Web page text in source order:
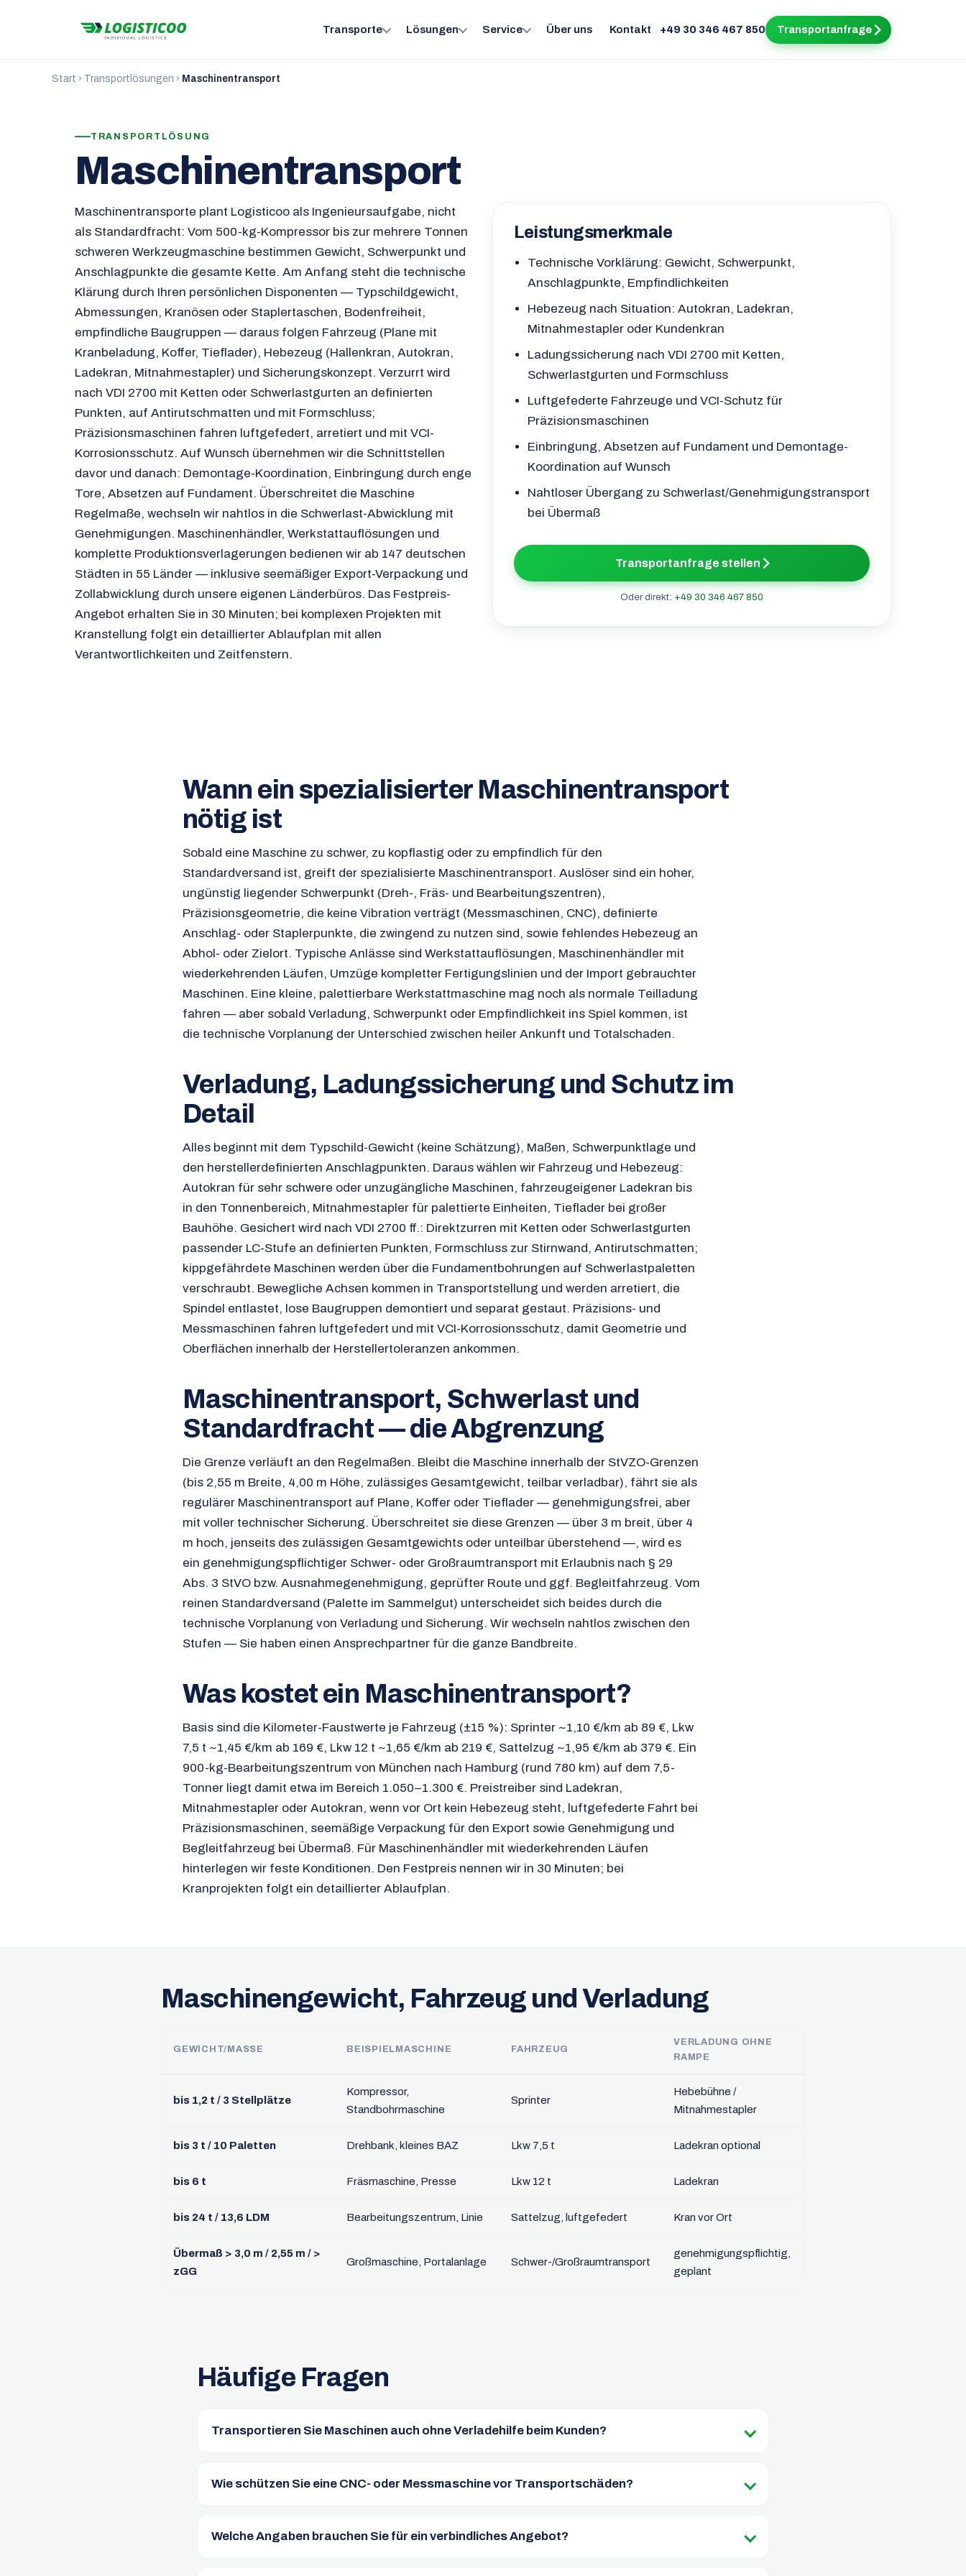
Transporte Lösungen Service Über uns Kontakt +49 30 346 467 850 Transportanfrage
Start › Transportlösungen › Maschinentransport
TRANSPORTLÖSUNG
Maschinentransport
Maschinentransporte plant Logisticoo als Ingenieursaufgabe, nicht
als Standardfracht: Vom 500-kg-Kompressor bis zur mehrere Tonnen
schweren Werkzeugmaschine bestimmen Gewicht, Schwerpunkt und
Anschlagpunkte die gesamte Kette. Am Anfang steht die technische
Klärung durch Ihren persönlichen Disponenten — Typschildgewicht,
Abmessungen, Kranösen oder Staplertaschen, Bodenfreiheit,
empfindliche Baugruppen — daraus folgen Fahrzeug (Plane mit
Kranbeladung, Koffer, Tieflader), Hebezeug (Hallenkran, Autokran,
Ladekran, Mitnahmestapler) und Sicherungskonzept. Verzurrt wird
nach VDI 2700 mit Ketten oder Schwerlastgurten an definierten
Punkten, auf Antirutschmatten und mit Formschluss;
Präzisionsmaschinen fahren luftgefedert, arretiert und mit VCI-
Korrosionsschutz. Auf Wunsch übernehmen wir die Schnittstellen
davor und danach: Demontage-Koordination, Einbringung durch enge
Tore, Absetzen auf Fundament. Überschreitet die Maschine
Regelmaße, wechseln wir nahtlos in die Schwerlast-Abwicklung mit
Genehmigungen. Maschinenhändler, Werkstattauflösungen und
komplette Produktionsverlagerungen bedienen wir ab 147 deutschen
Städten in 55 Länder — inklusive seemäßiger Export-Verpackung und
Zollabwicklung durch unsere eigenen Länderbüros. Das Festpreis-
Angebot erhalten Sie in 30 Minuten; bei komplexen Projekten mit
Kranstellung folgt ein detaillierter Ablaufplan mit allen
Verantwortlichkeiten und Zeitfenstern.
Leistungsmerkmale
Technische Vorklärung: Gewicht, Schwerpunkt,
Anschlagpunkte, Empfindlichkeiten
Hebezeug nach Situation: Autokran, Ladekran,
Mitnahmestapler oder Kundenkran
Ladungssicherung nach VDI 2700 mit Ketten,
Schwerlastgurten und Formschluss
Luftgefederte Fahrzeuge und VCI-Schutz für
Präzisionsmaschinen
Einbringung, Absetzen auf Fundament und Demontage-
Koordination auf Wunsch
Nahtloser Übergang zu Schwerlast/Genehmigungstransport
bei Übermaß
Transportanfrage stellen
Oder direkt: +49 30 346 467 850
Wann ein spezialisierter Maschinentransport
nötig ist
Sobald eine Maschine zu schwer, zu kopflastig oder zu empfindlich für den
Standardversand ist, greift der spezialisierte Maschinentransport. Auslöser sind ein hoher,
ungünstig liegender Schwerpunkt (Dreh-, Fräs- und Bearbeitungszentren),
Präzisionsgeometrie, die keine Vibration verträgt (Messmaschinen, CNC), definierte
Anschlag- oder Staplerpunkte, die zwingend zu nutzen sind, sowie fehlendes Hebezeug an
Abhol- oder Zielort. Typische Anlässe sind Werkstattauflösungen, Maschinenhändler mit
wiederkehrenden Läufen, Umzüge kompletter Fertigungslinien und der Import gebrauchter
Maschinen. Eine kleine, palettierbare Werkstattmaschine mag noch als normale Teilladung
fahren — aber sobald Verladung, Schwerpunkt oder Empfindlichkeit ins Spiel kommen, ist
die technische Vorplanung der Unterschied zwischen heiler Ankunft und Totalschaden.
Verladung, Ladungssicherung und Schutz im
Detail
Alles beginnt mit dem Typschild-Gewicht (keine Schätzung), Maßen, Schwerpunktlage und
den herstellerdefinierten Anschlagpunkten. Daraus wählen wir Fahrzeug und Hebezeug:
Autokran für sehr schwere oder unzugängliche Maschinen, fahrzeugeigener Ladekran bis
in den Tonnenbereich, Mitnahmestapler für palettierte Einheiten, Tieflader bei großer
Bauhöhe. Gesichert wird nach VDI 2700 ff.: Direktzurren mit Ketten oder Schwerlastgurten
passender LC-Stufe an definierten Punkten, Formschluss zur Stirnwand, Antirutschmatten;
kippgefährdete Maschinen werden über die Fundamentbohrungen auf Schwerlastpaletten
verschraubt. Bewegliche Achsen kommen in Transportstellung und werden arretiert, die
Spindel entlastet, lose Baugruppen demontiert und separat gestaut. Präzisions- und
Messmaschinen fahren luftgefedert und mit VCI-Korrosionsschutz, damit Geometrie und
Oberflächen innerhalb der Herstellertoleranzen ankommen.
Maschinentransport, Schwerlast und
Standardfracht — die Abgrenzung
Die Grenze verläuft an den Regelmaßen. Bleibt die Maschine innerhalb der StVZO-Grenzen
(bis 2,55 m Breite, 4,00 m Höhe, zulässiges Gesamtgewicht, teilbar verladbar), fährt sie als
regulärer Maschinentransport auf Plane, Koffer oder Tieflader — genehmigungsfrei, aber
mit voller technischer Sicherung. Überschreitet sie diese Grenzen — über 3 m breit, über 4
m hoch, jenseits des zulässigen Gesamtgewichts oder unteilbar überstehend —, wird es
ein genehmigungspflichtiger Schwer- oder Großraumtransport mit Erlaubnis nach § 29
Abs. 3 StVO bzw. Ausnahmegenehmigung, geprüfter Route und ggf. Begleitfahrzeug. Vom
reinen Standardversand (Palette im Sammelgut) unterscheidet sich beides durch die
technische Vorplanung von Verladung und Sicherung. Wir wechseln nahtlos zwischen den
Stufen — Sie haben einen Ansprechpartner für die ganze Bandbreite.
Was kostet ein Maschinentransport?
Basis sind die Kilometer-Faustwerte je Fahrzeug (±15 %): Sprinter ~1,10 €/km ab 89 €, Lkw
7,5 t ~1,45 €/km ab 169 €, Lkw 12 t ~1,65 €/km ab 219 €, Sattelzug ~1,95 €/km ab 379 €. Ein
900-kg-Bearbeitungszentrum von München nach Hamburg (rund 780 km) auf dem 7,5-
Tonner liegt damit etwa im Bereich 1.050–1.300 €. Preistreiber sind Ladekran,
Mitnahmestapler oder Autokran, wenn vor Ort kein Hebezeug steht, luftgefederte Fahrt bei
Präzisionsmaschinen, seemäßige Verpackung für den Export sowie Genehmigung und
Begleitfahrzeug bei Übermaß. Für Maschinenhändler mit wiederkehrenden Läufen
hinterlegen wir feste Konditionen. Den Festpreis nennen wir in 30 Minuten; bei
Kranprojekten folgt ein detaillierter Ablaufplan.
Maschinengewicht, Fahrzeug und Verladung
GEWICHT/MASSE BEISPIELMASCHINE FAHRZEUG
VERLADUNG OHNE
RAMPE
bis 1,2 t / 3 Stellplätze
Kompressor,
Standbohrmaschine
Sprinter
Hebebühne /
Mitnahmestapler
bis 3 t / 10 Paletten Drehbank, kleines BAZ Lkw 7,5 t Ladekran optional
bis 6 t Fräsmaschine, Presse Lkw 12 t Ladekran
bis 24 t / 13,6 LDM Bearbeitungszentrum, Linie Sattelzug, luftgefedert Kran vor Ort
Übermaß > 3,0 m / 2,55 m / >
zGG
Großmaschine, Portalanlage Schwer-/Großraumtransport
genehmigungspflichtig,
geplant
Häufige Fragen
Transportieren Sie Maschinen auch ohne Verladehilfe beim Kunden?
Wie schützen Sie eine CNC- oder Messmaschine vor Transportschäden?
Welche Angaben brauchen Sie für ein verbindliches Angebot?